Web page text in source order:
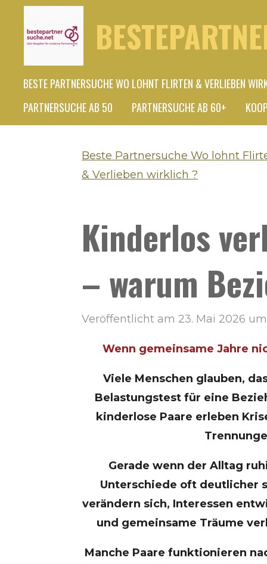
Hauptinhalt
BESTE PARTNERSUCHE WO LOHNT FLIRTEN & VERLIEBEN
PARTNERSUCHE AB 50
PARTNERSUCHE AB 60+
Beste Partnersuche Wo lohnt
& Verlieben wirklich ?
Kinderlos
– warum
Veröffentlicht am 23. Mai 2026 um
Wenn gemeinsame Jahre
Viele Menschen glauben,
Belastungstest für eine
kinderlose Paare erleben
Gerade wenn der Alltag
Unterschiede oft deutlicher
verändern sich, Interessen
und gemeinsame Träume
Manche Paare funktionieren